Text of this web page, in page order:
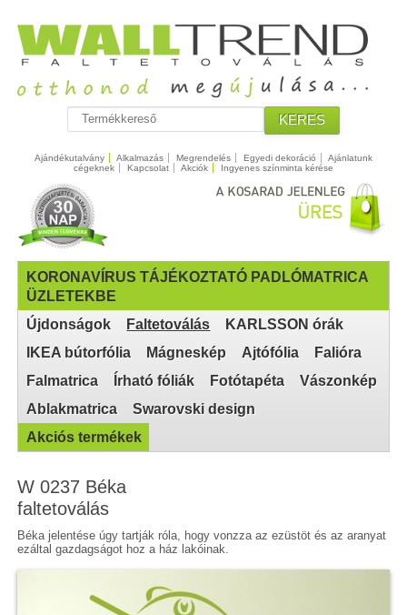
KERES
Ajándékutalvány Alkalmazás Megrendelés Egyedi dekoráció
Ajánlatunk
cégeknek
Kapcsolat Akciók Ingyenes színminta kérése
KORONAVÍRUS TÁJÉKOZTATÓ PADLÓMATRICA
ÜZLETEKBE
Újdonságok
Faltetoválás
KARLSSON órák
IKEA bútorfólia
Mágneskép Ajtófólia
Falióra
Falmatrica
Írható fóliák Fotótapéta
Vászonkép
Ablakmatrica
Swarovski design
Akciós termékek
W 0237 Béka
faltetoválás
Béka jelentése úgy tartják róla, hogy vonzza az ezüstöt és az aranyat
ezáltal gazdagságot hoz a ház lakóinak.